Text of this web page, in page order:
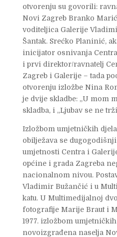
otvorenju su govorili:
Novi Zagreb Branko
voditeljica Galerije
Šantak. Srećko Planinić,
inicijator osnivanja
i prvi direktor/ravnatelj
Zagreb i Galerije – tada
otvorenju izložbe Nina
je dvije skladbe: „U mom
skladba, i „Ljubav se ne
Izložbom umjetničkih
obilježava se
umjetnosti Centra i
općine i grada Zagreba
nacionalnom nivou.
Vladimir Bužančić i u
katu. U Multimedijalnoj
fotografije Marije Braut i
1977. izložbom
novoizgrađena naselja